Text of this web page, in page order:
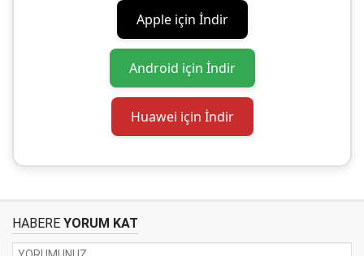
Apple için İndir
Android için İndir
Huawei için İndir
HABERE YORUM KAT